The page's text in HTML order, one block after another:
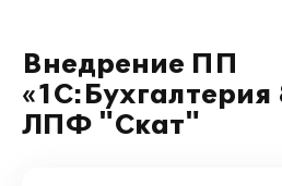
Внедрение ПП
ЛПФ "Скат"